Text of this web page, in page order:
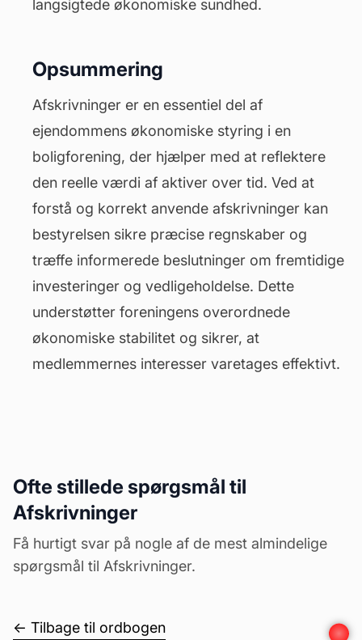
langsigtede økonomiske sundhed.
Opsummering
Afskrivninger er en essentiel del af
ejendommens økonomiske styring i en
boligforening, der hjælper med at reflektere
den reelle værdi af aktiver over tid. Ved at
forstå og korrekt anvende afskrivninger kan
bestyrelsen sikre præcise regnskaber og
træffe informerede beslutninger om fremtidige
investeringer og vedligeholdelse. Dette
understøtter foreningens overordnede
økonomiske stabilitet og sikrer, at
medlemmernes interesser varetages effektivt.
Ofte stillede spørgsmål til
Afskrivninger
Få hurtigt svar på nogle af de mest almindelige
spørgsmål til Afskrivninger.
← Tilbage til ordbogen